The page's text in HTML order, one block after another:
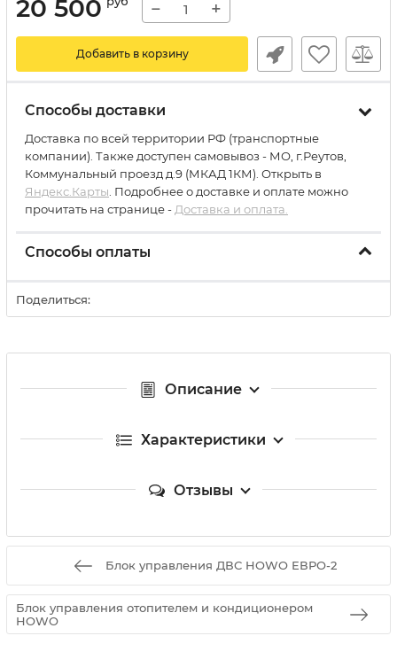
20 500 − +
Добавить в корзину
Способы доставки
Доставка по всей территории РФ (транспортные
компании). Также доступен самовывоз - МО, г.Реутов,
Коммунальный проезд д.9 (МКАД 1КМ). Открыть в
Яндекс.Карты . Подробнее о доставке и оплате можно
прочитать на странице - Доставка и оплата.
Способы оплаты
Поделиться:
Описание
Характеристики
Отзывы
Блок управления ДВС HOWO ЕВРО-2
Блок управления отопителем и кондиционером
HOWO